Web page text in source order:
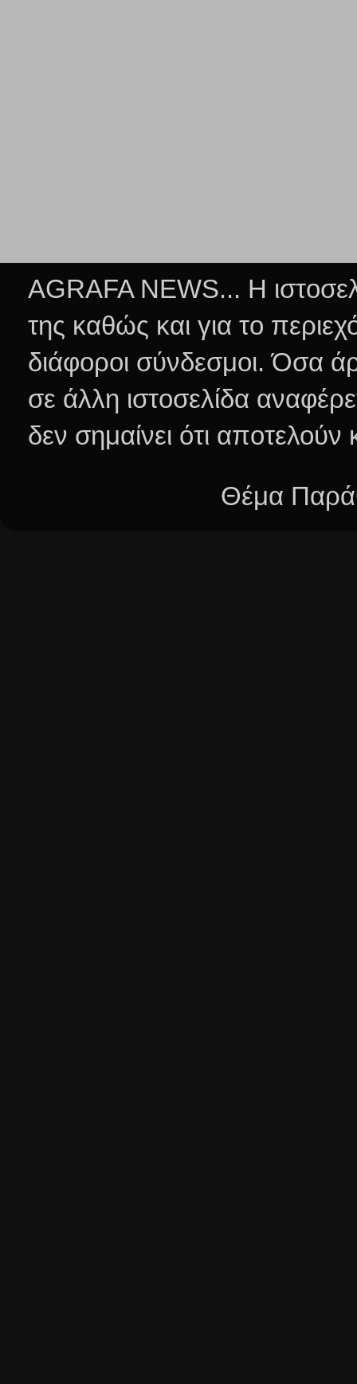
AGRAFA NEWS... Η
της καθώς και για το
διάφοροι σύνδεσμοι.Όσα
σε άλλη ιστοσελίδα
δεν σημαίνει ότι
Θέμα